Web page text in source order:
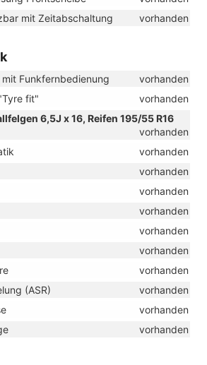
mit Zeitabschaltung
vorhanden
Funkfernbedienung
vorhanden
fit"
vorhanden
6,5J x 16, Reifen 195/55 R16
vorhanden
vorhanden
vorhanden
vorhanden
vorhanden
vorhanden
vorhanden
vorhanden
(ASR)
vorhanden
vorhanden
vorhanden